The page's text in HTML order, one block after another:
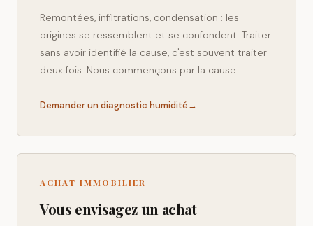
Remontées, infiltrations, condensation : les
origines se ressemblent et se confondent. Traiter
sans avoir identifié la cause, c'est souvent traiter
deux fois. Nous commençons par la cause.
Demander un diagnostic humidité→
ACHAT IMMOBILIER
Vous envisagez un achat